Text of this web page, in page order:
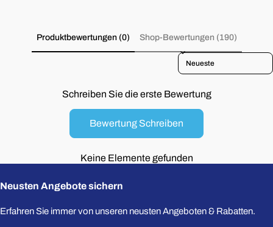
Produktbewertungen (0) Shop-Bewertungen (190)
Sort reviews by
Schreiben Sie die erste Bewertung
Bewertung Schreiben
Keine Elemente gefunden
Neusten Angebote sichern
Erfahren Sie immer von unseren neusten Angeboten & Rabatten.